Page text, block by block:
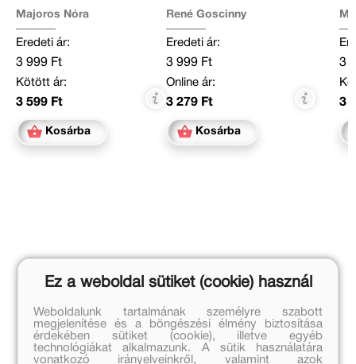
Majoros Nóra
Eredeti ár:
3 999 Ft
Kötött ár:
3 599 Ft
Kosárba
René Goscinny
Eredeti ár:
3 999 Ft
Online ár:
3 279 Ft
Kosárba
3
3
Ez a weboldal sütiket (cookie) használ
Weboldalunk tartalmának személyre szabott
megjelenítése és a böngészési élmény biztosítása
érdekében sütiket (cookie), illetve egyéb
technológiákat alkalmazunk. A sütik használatára
vonatkozó irányelveinkről, valamint azok